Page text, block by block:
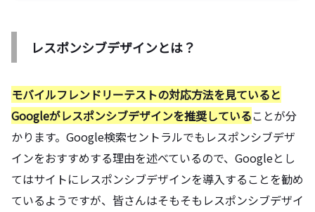
レスポンシブデザインとは？
モバイルフレンドリーテストの対応方法を見ていると
Googleがレスポンシブデザインを推奨していることが分
かります。Google検索セントラルでもレスポンシブデザ
インをおすすめする理由を述べているので、Googleとし
てはサイトにレスポンシブデザインを導入することを勧め
ているようですが、皆さんはそもそもレスポンシブデザイ